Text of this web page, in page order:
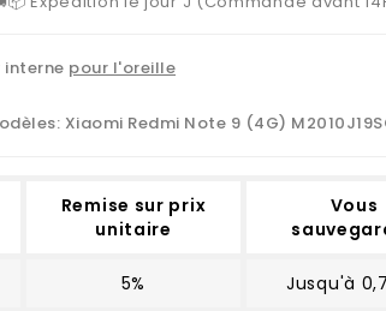
interne pour l'oreille
Xiaomi Redmi Note 9 (4G)
Remise sur prix
unitaire
Vous
5% Jusqu'à